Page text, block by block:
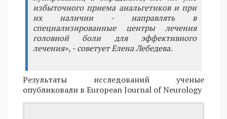
избыточного приема анальгетиков и при
их наличии - направлять в
специализированные центры лечения
головной боли для эффективного
лечения», - советует Елена Лебедева.
Результаты исследований ученые
опубликовали в European Journal of Neurology